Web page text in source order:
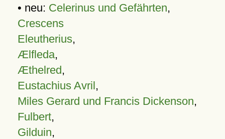
• neu: Celerinus und Gefährten,
Crescens
Eleutherius,
Ælfleda,
Æthelred,
Eustachius Avril,
Miles Gerard und Francis Dickenson,
Fulbert,
Gilduin,